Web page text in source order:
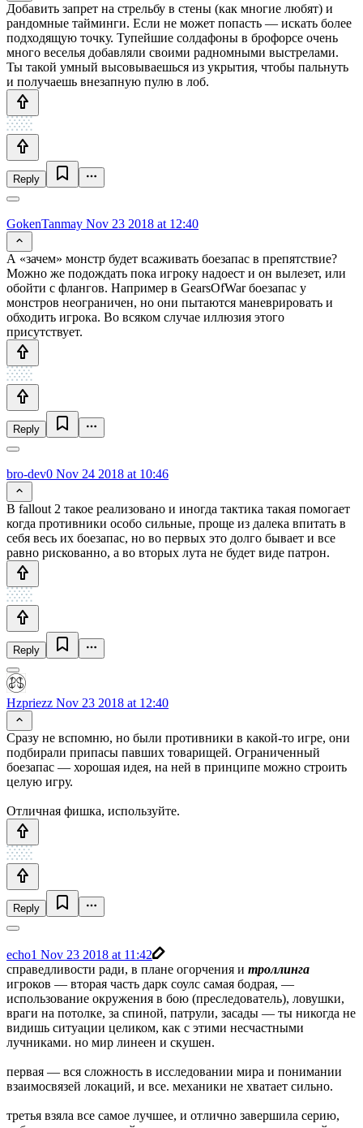
Добавить запрет на стрельбу в стены (как многие любят) и
рандомные тайминги. Если не может попасть — искать более
подходящую точку. Тупейшие солдафоны в брофорсе очень
много веселья добавляли своими радномными выстрелами.
Ты такой умный высовываешься из укрытия, чтобы пальнуть
и получаешь внезапную пулю в лоб.
Reply
GokenTanmay Nov 23 2018 at 12:40
А «зачем» монстр будет всаживать боезапас в препятствие?
Можно же подождать пока игроку надоест и он вылезет, или
обойти с флангов. Например в GearsOfWar боезапас у
монстров неограничен, но они пытаются маневрировать и
обходить игрока. Во всяком случае иллюзия этого
присутствует.
Reply
bro-dev0 Nov 24 2018 at 10:46
В fallout 2 такое реализовано и иногда тактика такая помогает
когда противники особо сильные, проще из далека впитать в
себя весь их боезапас, но во первых это долго бывает и все
равно рискованно, а во вторых лута не будет виде патрон.
Reply
Hzpriezz Nov 23 2018 at 12:40
Сразу не вспомню, но были противники в какой-то игре, они
подбирали припасы павших товарищей. Ограниченный
боезапас — хорошая идея, на ней в принципе можно строить
целую игру.
Отличная фишка, используйте.
Reply
echo1 Nov 23 2018 at 11:42
справедливости ради, в плане огорчения и троллинга
игроков — вторая часть дарк соулс самая бодрая, —
использование окружения в бою (преследователь), ловушки,
враги на потолке, за спиной, патрули, засады — ты никогда не
видишь ситуации целиком, как с этими несчастными
лучниками. но мир линеен и скушен.
первая — вся сложность в исследовании мира и понимании
взаимосвязей локаций, и все. механики не хватает сильно.
третья взяла все самое лучшее, и отлично завершила серию,